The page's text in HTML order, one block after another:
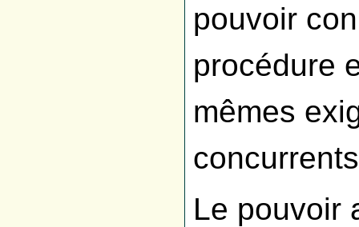
pouvoir
procédure
mêmes
Le pouvoir